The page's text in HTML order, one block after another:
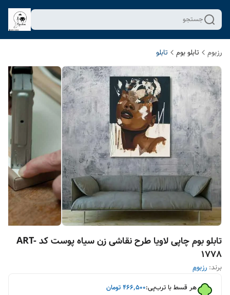
جستجو
رزبوم تابلو بوم تابلو
تابلو بوم چاپی لاویا طرح نقاشی زن سیاه پوست کد ART-
1778
برند: رزبوم
هر قسط با ترب‌پی:۴۶۶٬۵۰۰تومان